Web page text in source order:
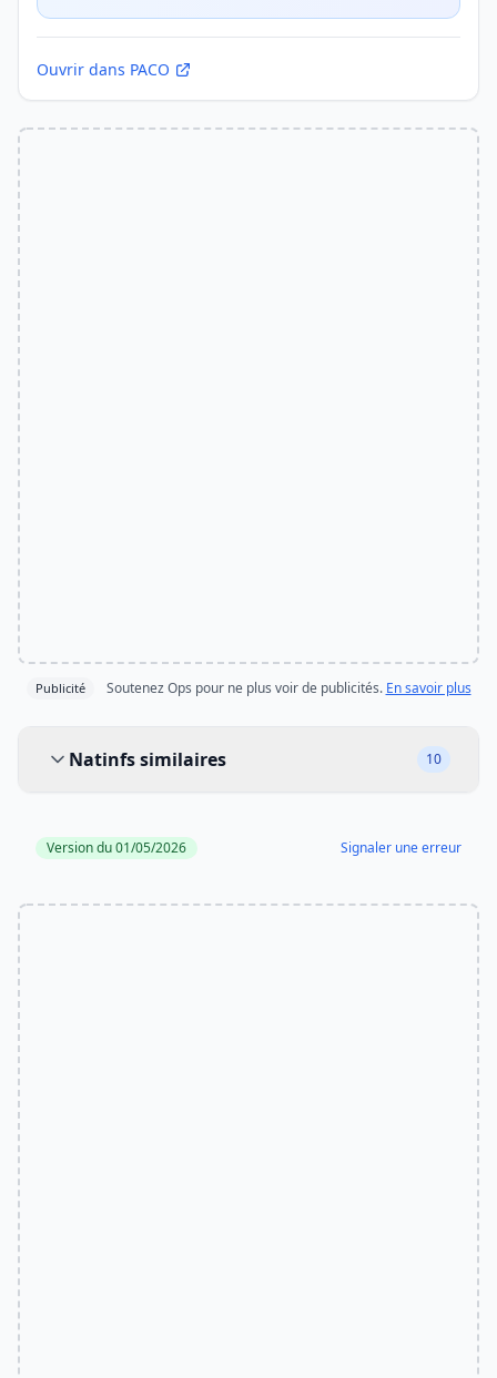
Ouvrir dans PACO
Publicité Soutenez Ops pour ne plus voir de publicités. En savoir plus
Natinfs similaires
10
Version du 01/05/2026 Signaler une erreur